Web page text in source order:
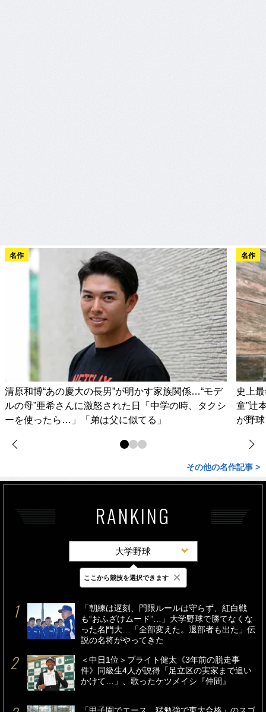
名作
清原和博“あの慶大の長男”が明かす家族関係…“モデ
ルの母”亜希さんに激怒された日「中学の時、タクシ
ーを使ったら…」「弟は父に似てる」
名作
史上
童”辻
が野
その他の名作記事 >
RANKING
大学野球
最新 24時間 週間
「朝練は遅刻、門限ルールは守らず、紅白戦
も“おふざけムード”…」大学野球で勝てなくな
った名門大…「全部変えた。退部者も出た」伝
説の名将がやってきた
＜中日1位＞ブライト健太《3年前の脱走事
件》同級生4人が説得「足立区の実家まで追い
かけて…」、歌ったケツメイシ『仲間』
ここから競技を選択できます ×